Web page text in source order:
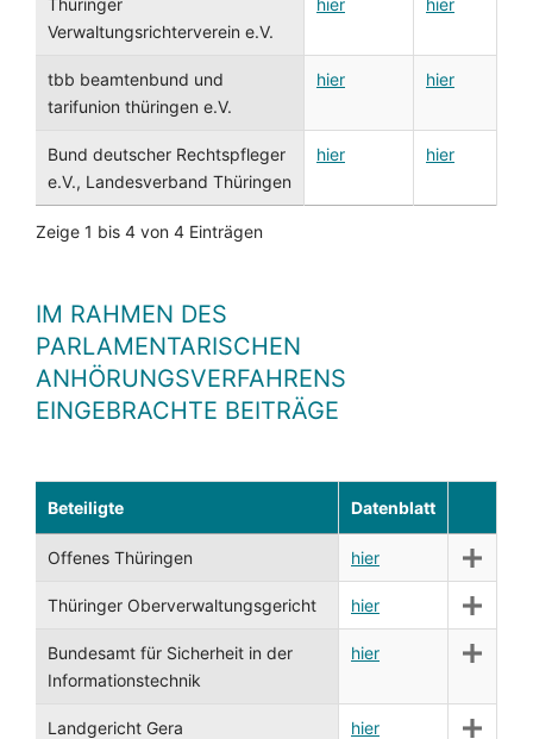
Thüringer
Verwaltungsrichterverein e.V.
hier hier
tbb beamtenbund und
tarifunion thüringen e.V.
hier hier
Bund deutscher Rechtspfleger
e.V., Landesverband Thüringen
hier hier
Zeige 1 bis 4 von 4 Einträgen
IM RAHMEN DES
PARLAMENTARISCHEN
ANHÖRUNGSVERFAHRENS
EINGEBRACHTE BEITRÄGE
Beteiligte Datenblatt
Offenes Thüringen hier
Thüringer Oberverwaltungsgericht hier
Bundesamt für Sicherheit in der
Informationstechnik
hier
Landgericht Gera hier